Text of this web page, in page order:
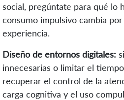
social, pregúntate para qué lo
consumo impulsivo cambia
experiencia.
Diseño de entornos digitales:
innecesarias o limitar el
recuperar el control de la
carga cognitiva y el uso